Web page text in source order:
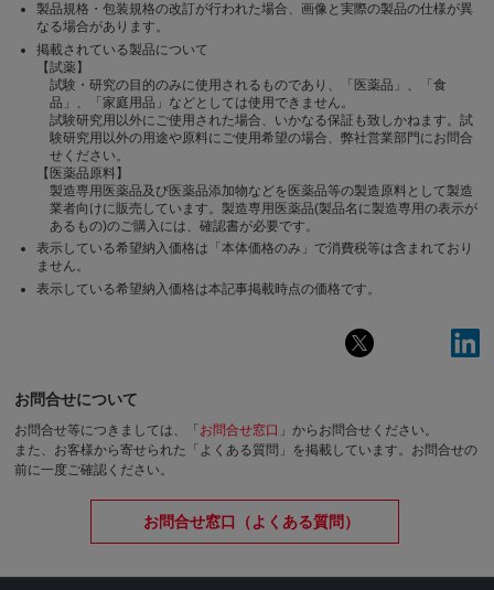
製品規格・包装規格の改訂が行われた場合、画像と実際の製品の仕様が異
なる場合があります。
掲載されている製品について
【試薬】
試験・研究の目的のみに使用されるものであり、「医薬品」、「食
品」、「家庭用品」などとしては使用できません。
試験研究用以外にご使用された場合、いかなる保証も致しかねます。試
験研究用以外の用途や原料にご使用希望の場合、弊社営業部門にお問合
せください。
【医薬品原料】
製造専用医薬品及び医薬品添加物などを医薬品等の製造原料として製造
業者向けに販売しています。製造専用医薬品(製品名に製造専用の表示が
あるもの)のご購入には、確認書が必要です。
表示している希望納入価格は「本体価格のみ」で消費税等は含まれており
ません。
表示している希望納入価格は本記事掲載時点の価格です。
お問合せについて
お問合せ等につきましては、「 お問合せ窓口 」からお問合せください。
また、お客様から寄せられた「よくある質問」を掲載しています。お問合せの
前に一度ご確認ください。
お問合せ窓口（よくある質問）